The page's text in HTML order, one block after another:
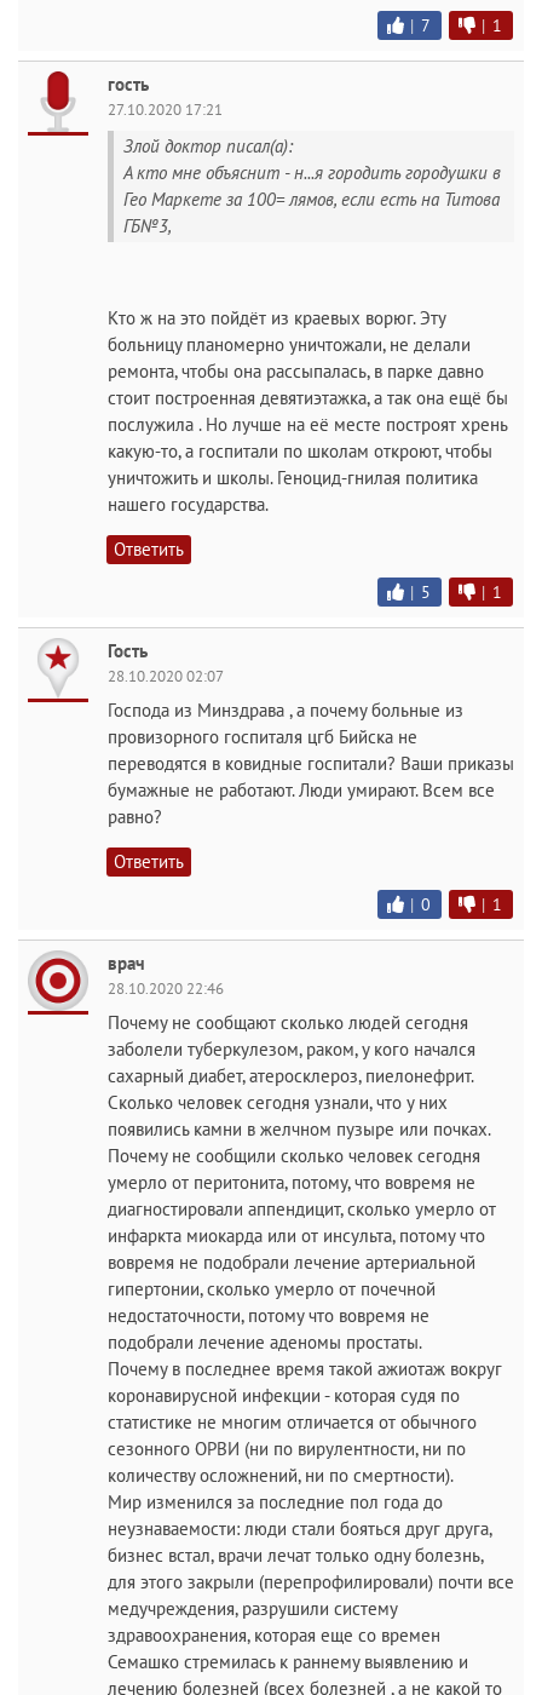
| 7 | 1
гость
27.10.2020 17:21
Злой доктор писал(а):
А кто мне объяснит - н...я городить городушки в
Гео Маркете за 100= лямов, если есть на Титова
ГБ№3,
Кто ж на это пойдёт из краевых ворюг. Эту
больницу планомерно уничтожали, не делали
ремонта, чтобы она рассыпалась, в парке давно
стоит построенная девятиэтажка, а так она ещё бы
послужила . Но лучше на её месте построят хрень
какую-то, а госпитали по школам откроют, чтобы
уничтожить и школы. Геноцид-гнилая политика
нашего государства.
Ответить
| 5 | 1
Гость
28.10.2020 02:07
Господа из Минздрава , а почему больные из
провизорного госпиталя цгб Бийска не
переводятся в ковидные госпитали? Ваши приказы
бумажные не работают. Люди умирают. Всем все
равно?
Ответить
| 0 | 1
врач
28.10.2020 22:46
Почему не сообщают сколько людей сегодня
заболели туберкулезом, раком, у кого начался
сахарный диабет, атеросклероз, пиелонефрит.
Сколько человек сегодня узнали, что у них
появились камни в желчном пузыре или почках.
Почему не сообщили сколько человек сегодня
умерло от перитонита, потому, что вовремя не
диагностировали аппендицит, сколько умерло от
инфаркта миокарда или от инсульта, потому что
вовремя не подобрали лечение артериальной
гипертонии, сколько умерло от почечной
недостаточности, потому что вовремя не
подобрали лечение аденомы простаты.
Почему в последнее время такой ажиотаж вокруг
коронавирусной инфекции - которая судя по
статистике не многим отличается от обычного
сезонного ОРВИ (ни по вирулентности, ни по
количеству осложнений, ни по смертности).
Мир изменился за последние пол года до
неузнаваемости: люди стали бояться друг друга,
бизнес встал, врачи лечат только одну болезнь,
для этого закрыли (перепрофилировали) почти все
медучреждения, разрушили систему
здравоохранения, которая еще со времен
Семашко стремилась к раннему выявлению и
лечению болезней (всех болезней , а не какой то